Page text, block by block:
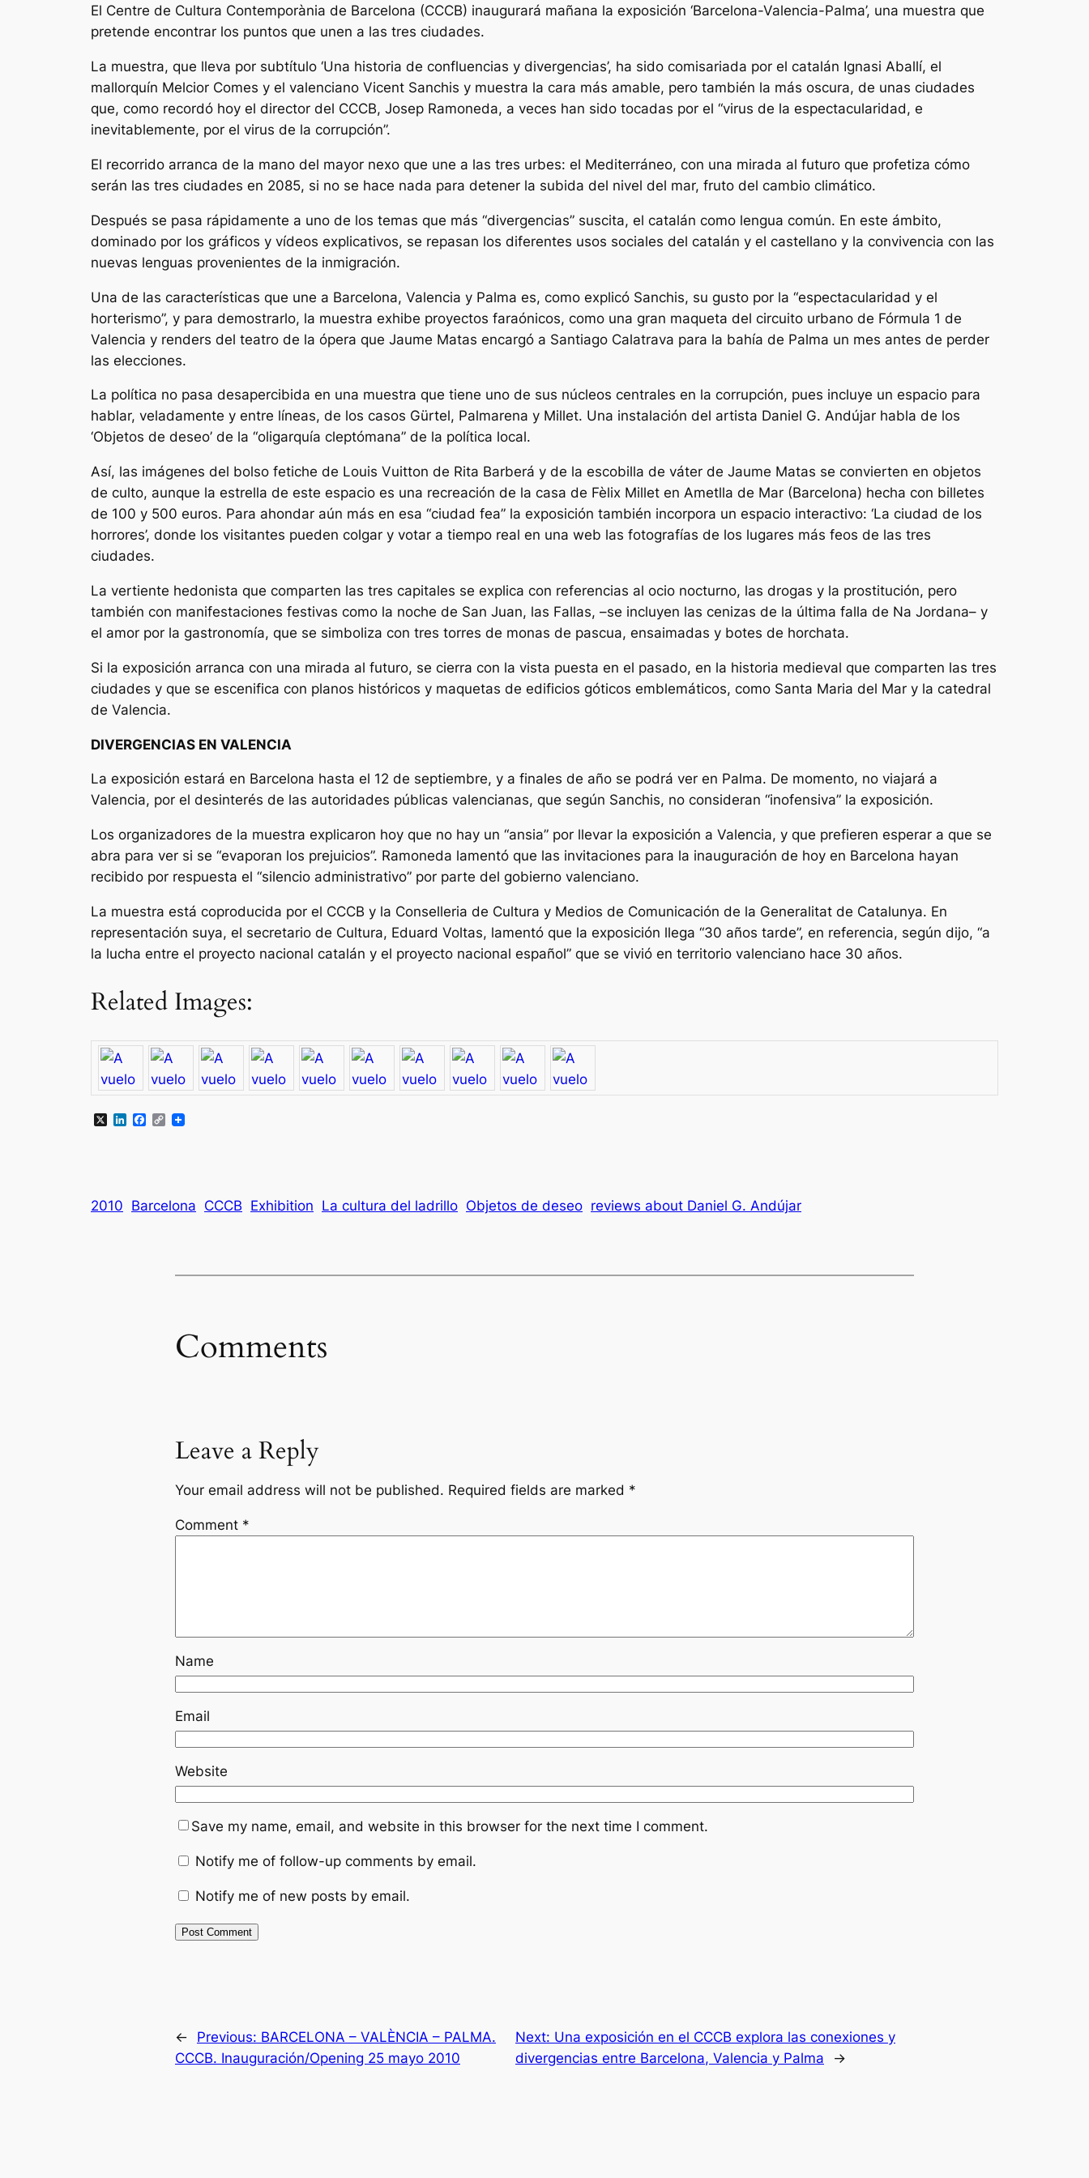
El Centre de Cultura Contemporània de Barcelona (CCCB) inaugurará mañana la exposición ‘Barcelona-Valencia-Palma’, una muestra que
pretende encontrar los puntos que unen a las tres ciudades.
La muestra, que lleva por subtítulo ‘Una historia de confluencias y divergencias’, ha sido comisariada por el catalán Ignasi Aballí, el
mallorquín Melcior Comes y el valenciano Vicent Sanchis y muestra la cara más amable, pero también la más oscura, de unas ciudades
que, como recordó hoy el director del CCCB, Josep Ramoneda, a veces han sido tocadas por el “virus de la espectacularidad, e
inevitablemente, por el virus de la corrupción”.
El recorrido arranca de la mano del mayor nexo que une a las tres urbes: el Mediterráneo, con una mirada al futuro que profetiza cómo
serán las tres ciudades en 2085, si no se hace nada para detener la subida del nivel del mar, fruto del cambio climático.
Después se pasa rápidamente a uno de los temas que más “divergencias” suscita, el catalán como lengua común. En este ámbito,
dominado por los gráficos y vídeos explicativos, se repasan los diferentes usos sociales del catalán y el castellano y la convivencia con las
nuevas lenguas provenientes de la inmigración.
Una de las características que une a Barcelona, Valencia y Palma es, como explicó Sanchis, su gusto por la “espectacularidad y el
horterismo”, y para demostrarlo, la muestra exhibe proyectos faraónicos, como una gran maqueta del circuito urbano de Fórmula 1 de
Valencia y renders del teatro de la ópera que Jaume Matas encargó a Santiago Calatrava para la bahía de Palma un mes antes de perder
las elecciones.
La política no pasa desapercibida en una muestra que tiene uno de sus núcleos centrales en la corrupción, pues incluye un espacio para
hablar, veladamente y entre líneas, de los casos Gürtel, Palmarena y Millet. Una instalación del artista Daniel G. Andújar habla de los
‘Objetos de deseo’ de la “oligarquía cleptómana” de la política local.
Así, las imágenes del bolso fetiche de Louis Vuitton de Rita Barberá y de la escobilla de váter de Jaume Matas se convierten en objetos
de culto, aunque la estrella de este espacio es una recreación de la casa de Fèlix Millet en Ametlla de Mar (Barcelona) hecha con billetes
de 100 y 500 euros. Para ahondar aún más en esa “ciudad fea” la exposición también incorpora un espacio interactivo: ‘La ciudad de los
horrores’, donde los visitantes pueden colgar y votar a tiempo real en una web las fotografías de los lugares más feos de las tres
ciudades.
La vertiente hedonista que comparten las tres capitales se explica con referencias al ocio nocturno, las drogas y la prostitución, pero
también con manifestaciones festivas como la noche de San Juan, las Fallas, –se incluyen las cenizas de la última falla de Na Jordana– y
el amor por la gastronomía, que se simboliza con tres torres de monas de pascua, ensaimadas y botes de horchata.
Si la exposición arranca con una mirada al futuro, se cierra con la vista puesta en el pasado, en la historia medieval que comparten las tres
ciudades y que se escenifica con planos históricos y maquetas de edificios góticos emblemáticos, como Santa Maria del Mar y la catedral
de Valencia.
DIVERGENCIAS EN VALENCIA
La exposición estará en Barcelona hasta el 12 de septiembre, y a finales de año se podrá ver en Palma. De momento, no viajará a
Valencia, por el desinterés de las autoridades públicas valencianas, que según Sanchis, no consideran “inofensiva” la exposición.
Los organizadores de la muestra explicaron hoy que no hay un “ansia” por llevar la exposición a Valencia, y que prefieren esperar a que se
abra para ver si se “evaporan los prejuicios”. Ramoneda lamentó que las invitaciones para la inauguración de hoy en Barcelona hayan
recibido por respuesta el “silencio administrativo” por parte del gobierno valenciano.
La muestra está coproducida por el CCCB y la Conselleria de Cultura y Medios de Comunicación de la Generalitat de Catalunya. En
representación suya, el secretario de Cultura, Eduard Voltas, lamentó que la exposición llega “30 años tarde”, en referencia, según dijo, “a
la lucha entre el proyecto nacional catalán y el proyecto nacional español” que se vivió en territorio valenciano hace 30 años.
Related Images:
X LinkedInFacebook
Copy
2010 Barcelona CCCB Exhibition La cultura del ladrillo Objetos de deseo reviews about Daniel G. Andújar
Comments
Leave a Reply
Your email address will not be published. Required fields are marked *
Comment *
Name
Email
Website
Save my name, email, and website in this browser for the next time I comment.
Notify me of follow-up comments by email.
Notify me of new posts by email.
← Previous: BARCELONA – VALÈNCIA – PALMA.
CCCB. Inauguración/Opening 25 mayo 2010
Next: Una exposición en el CCCB explora las conexiones y
divergencias entre Barcelona, Valencia y Palma
→